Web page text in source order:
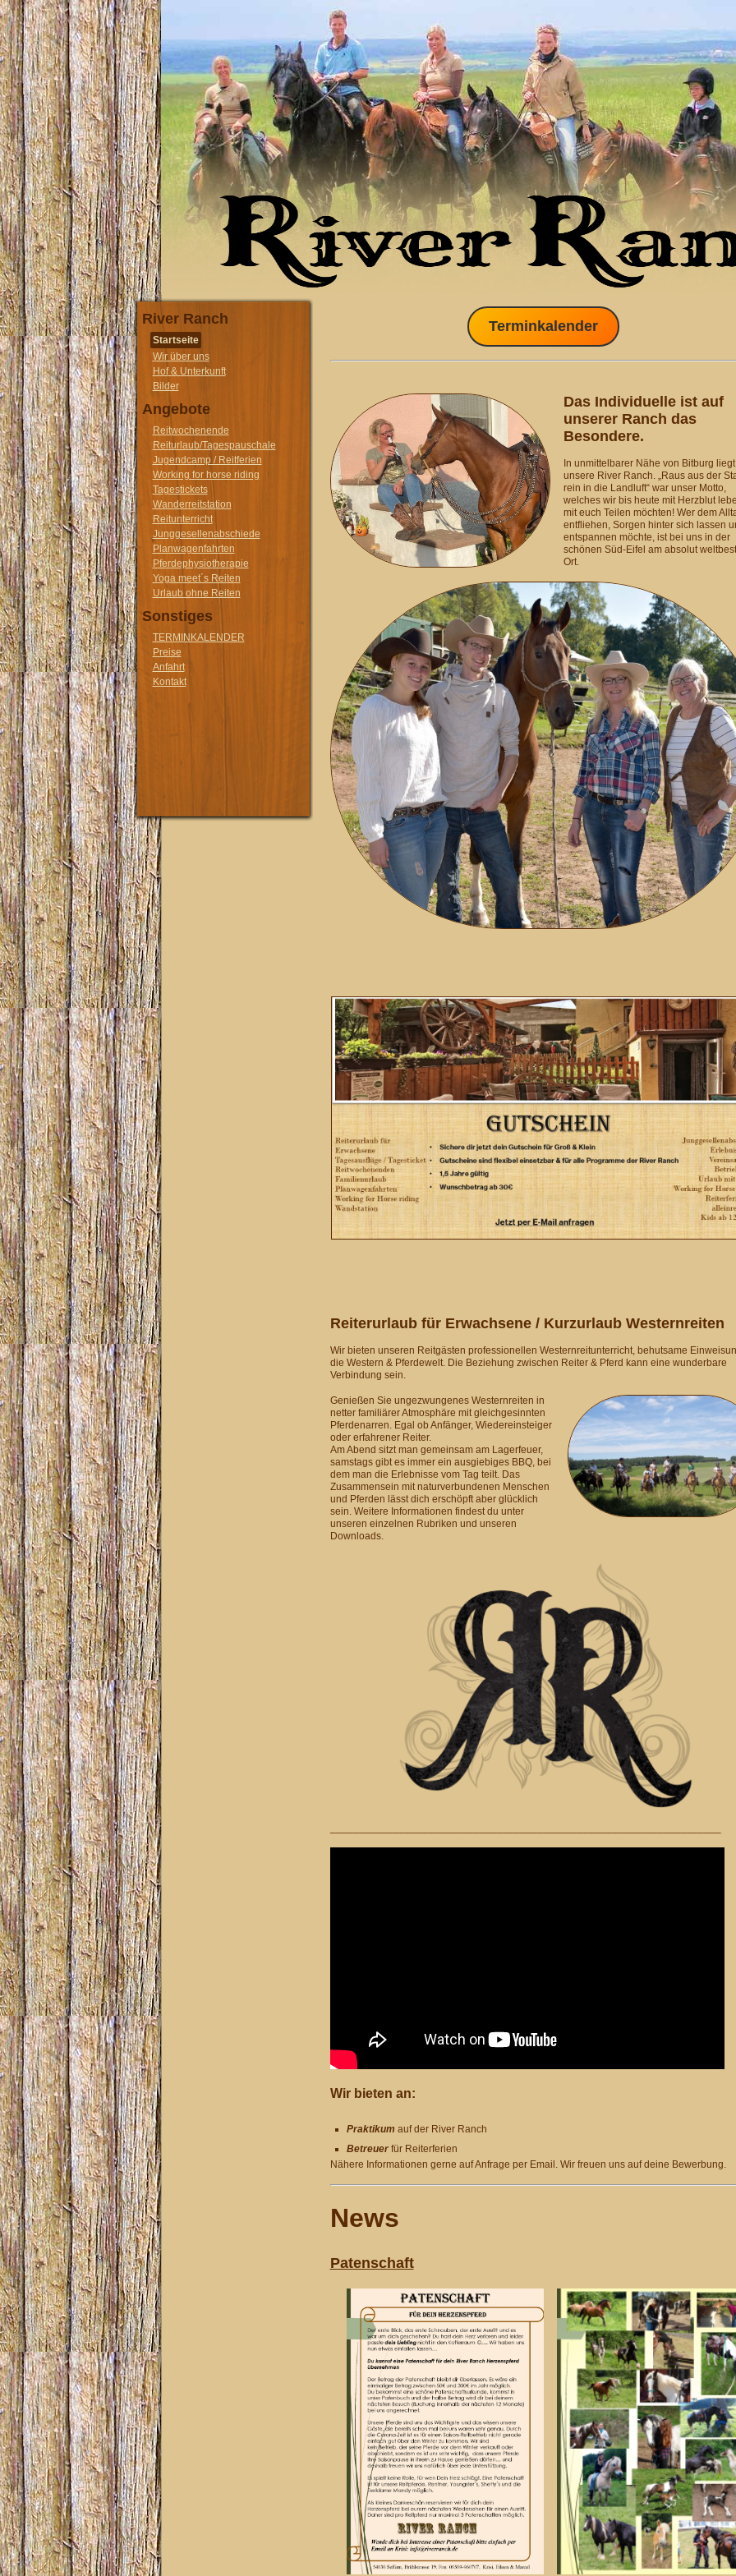
River Ranch
Startseite
Wir über uns
Hof & Unterkunft
Bilder
Angebote
Reitwochenende
Reiturlaub/Tagespauschale
Jugendcamp / Reitferien
Working for horse riding
Tagestickets
Wanderreitstation
Reitunterricht
Junggesellenabschiede
Planwagenfahrten
Pferdephysiotherapie
Yoga meet´s Reiten
Urlaub ohne Reiten
Sonstiges
TERMINKALENDER
Preise
Anfahrt
Kontakt
Terminkalender
Das Individuelle ist auf
unserer Ranch das
Besondere.
In unmittelbarer Nähe von Bitburg liegt
unsere River Ranch. „Raus aus der
rein in die Landluft“ war unser Motto,
welches wir bis heute mit Herzblut
mit euch Teilen möchten! Wer dem
entfliehen, Sorgen hinter sich lassen
entspannen möchte, ist bei uns in der
schönen Süd-Eifel am absolut
Ort.
Reiterurlaub für Erwachsene / Kurzurlaub Westernreiten
Wir bieten unseren Reitgästen professionellen Westernreitunterricht, behutsame
die Western & Pferdewelt. Die Beziehung zwischen Reiter & Pferd kann eine wunderbare
Verbindung sein.
Genießen Sie ungezwungenes Westernreiten in
netter familiärer Atmosphäre mit gleichgesinnten
Pferdenarren. Egal ob Anfänger, Wiedereinsteiger
oder erfahrener Reiter.
Am Abend sitzt man gemeinsam am Lagerfeuer,
samstags gibt es immer ein ausgiebiges BBQ, bei
dem man die Erlebnisse vom Tag teilt. Das
Zusammensein mit naturverbundenen Menschen
und Pferden lässt dich erschöpft aber glücklich
sein. Weitere Informationen findest du unter
unseren einzelnen Rubriken und unseren
Downloads.
Wir bieten an:
Praktikum auf der River Ranch
Betreuerfür Reiterferien
Nähere Informationen gerne auf Anfrage per Email. Wir freuen uns auf deine Bewerbung.
News
Patenschaft